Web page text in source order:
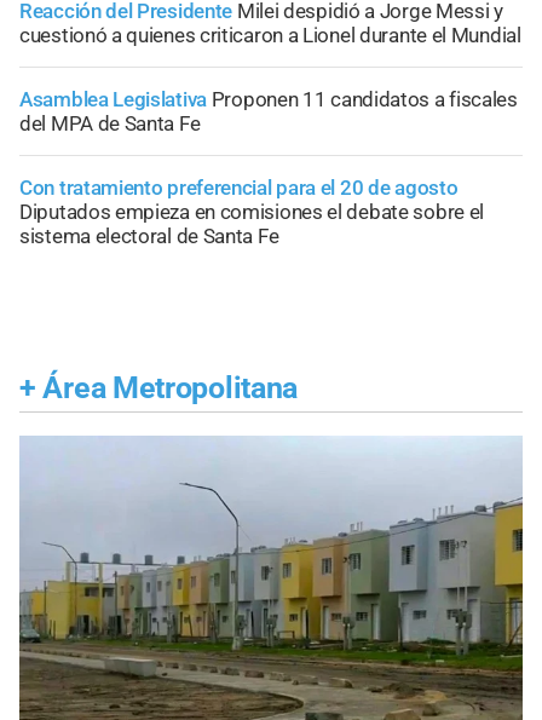
Reacción del Presidente Milei despidió a Jorge Messi y
cuestionó a quienes criticaron a Lionel durante el Mundial
Asamblea Legislativa Proponen 11 candidatos a fiscales
del MPA de Santa Fe
Con tratamiento preferencial para el 20 de agosto
Diputados empieza en comisiones el debate sobre el
sistema electoral de Santa Fe
+ Área Metropolitana